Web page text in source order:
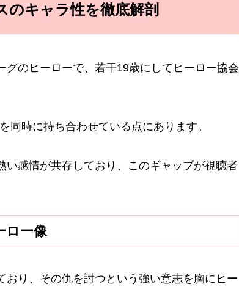
のキャラ性を徹底解剖
のヒーローで、若干19歳にしてヒーロー協会
同時に持ち合わせている点にあります。
感情が共存しており、このギャップが視聴者
ロー像
り、その仇を討つという強い意志を胸にヒー